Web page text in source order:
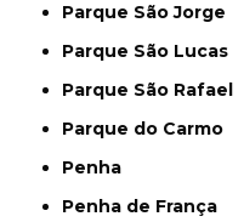
Parque São Jorge
Parque São Lucas
Parque São Rafael
Parque do Carmo
Penha
Penha de França